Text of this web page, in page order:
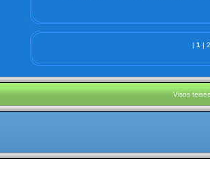
| 1 |
Visos